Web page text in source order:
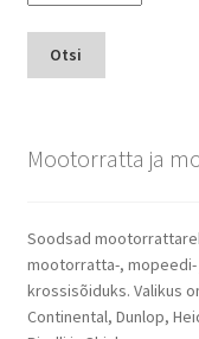
Otsi
Mootorratta ja
Soodsad
mootorratta-, mopeedi-
krossisõiduks. Valikus
Continental, Dunlop,